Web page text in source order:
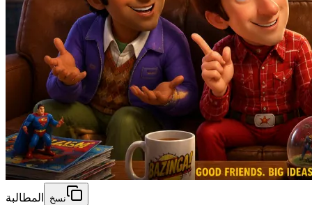
المطالبة نسخ